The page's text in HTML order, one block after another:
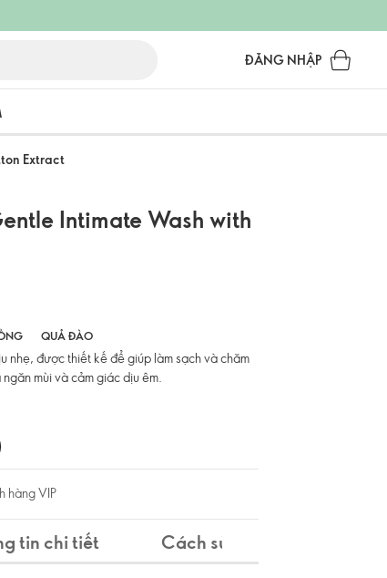
ĐĂNG NHẬP
Extract
Intimate Wash with
QUẢ ĐÀO
nhẹ, được thiết kế để giúp làm sạch và chăm
mùi và cảm giác dịu êm.
hàng VIP
tin chi tiết Cách sử dụng